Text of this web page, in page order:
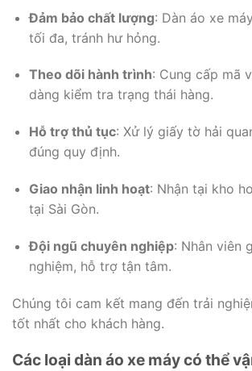
Đảm bảo chất lượng: Dàn áo xe
tối đa, tránh hư hỏng.
Theo dõi hành trình: Cung cấp mã
dàng kiểm tra trạng thái hàng.
Hỗ trợ thủ tục: Xử lý giấy tờ hải
đúng quy định.
Giao nhận linh hoạt: Nhận tại kho
tại Sài Gòn.
Đội ngũ chuyên nghiệp: Nhân viên
nghiệm, hỗ trợ tận tâm.
Chúng tôi cam kết mang đến trải
tốt nhất cho khách hàng.
Các loại dàn áo xe máy có thể